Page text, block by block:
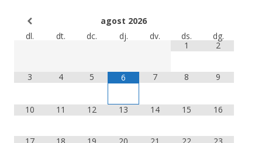
agost 2026
dl.
dt. dc. dj. dv. ds.
dg.
1
2
3 4 5 6 7 8 9
10 11 12 13 14 15 16